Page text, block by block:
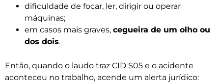
dificuldade de focar, ler, dirigir ou operar
máquinas;
em casos mais graves, cegueira de um olho ou
dos dois.
Então, quando o laudo traz CID S05 e o acidente
aconteceu no trabalho, acende um alerta jurídico: